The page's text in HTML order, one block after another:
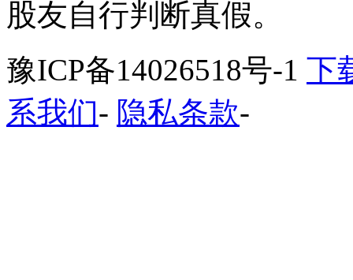
股友自行判断真假。
豫ICP备14026518号-1 下
系我们- 隐私条款-